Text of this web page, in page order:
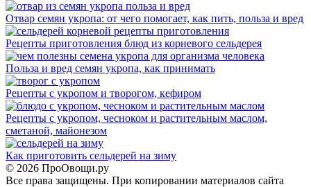
Отвар семян укропа: от чего помогает, как пить, польза и вред
Рецепты приготовления блюд из корневого сельдерея
Польза и вред семян укропа, как принимать
Рецепты с укропом и творогом, кефиром
Рецепты с укропом, чесноком и растительным маслом,
сметаной, майонезом
Как приготовить сельдерей на зиму
© 2026 ПроОвощи.ру
Все права защищены. При копировании материалов сайта